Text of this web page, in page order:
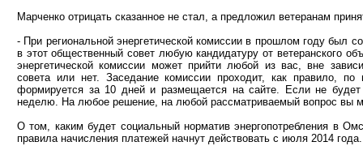
Марченко отрицать сказанное не стал, а предложил ветеранам
- При региональной энергетической комиссии в прошлом году был
в этот общественный совет любую кандидатуру от ветеранского
энергетической комиссии может прийти любой из вас, вне
совета или нет. Заседание комиссии проходит, как правило,
формируется за 10 дней и размещается на сайте. Если не
неделю. На любое решение, на любой рассматриваемый вопрос вы
О том, каким будет социальный норматив энергопотребления в
правила начисления платежей начнут действовать с июля 2014 года.